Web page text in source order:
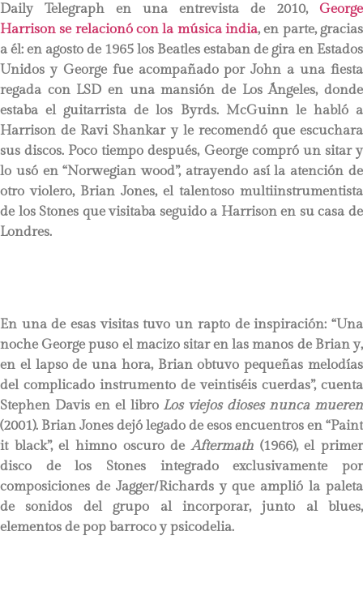
Daily Telegraph en una entrevista de 2010, George
Harrison se relacionó con la música india, en parte, gracias
a él: en agosto de 1965 los Beatles estaban de gira en Estados
Unidos y George fue acompañado por John a una fiesta
regada con LSD en una mansión de Los Ángeles, donde
estaba el guitarrista de los Byrds. McGuinn le habló a
Harrison de Ravi Shankar y le recomendó que escuchara
sus discos. Poco tiempo después, George compró un sitar y
lo usó en “Norwegian wood”, atrayendo así la atención de
otro violero, Brian Jones, el talentoso multiinstrumentista
de los Stones que visitaba seguido a Harrison en su casa de
Londres.
En una de esas visitas tuvo un rapto de inspiración: “Una
noche George puso el macizo sitar en las manos de Brian y,
en el lapso de una hora, Brian obtuvo pequeñas melodías
del complicado instrumento de veintiséis cuerdas”, cuenta
Stephen Davis en el libro Los viejos dioses nunca mueren
(2001). Brian Jones dejó legado de esos encuentros en “Paint
it black”, el himno oscuro deAftermath (1966), el primer
disco de los Stones integrado exclusivamente por
composiciones de Jagger/Richards y que amplió la paleta
de sonidos del grupo al incorporar, junto al blues,
elementos de pop barroco y psicodelia.